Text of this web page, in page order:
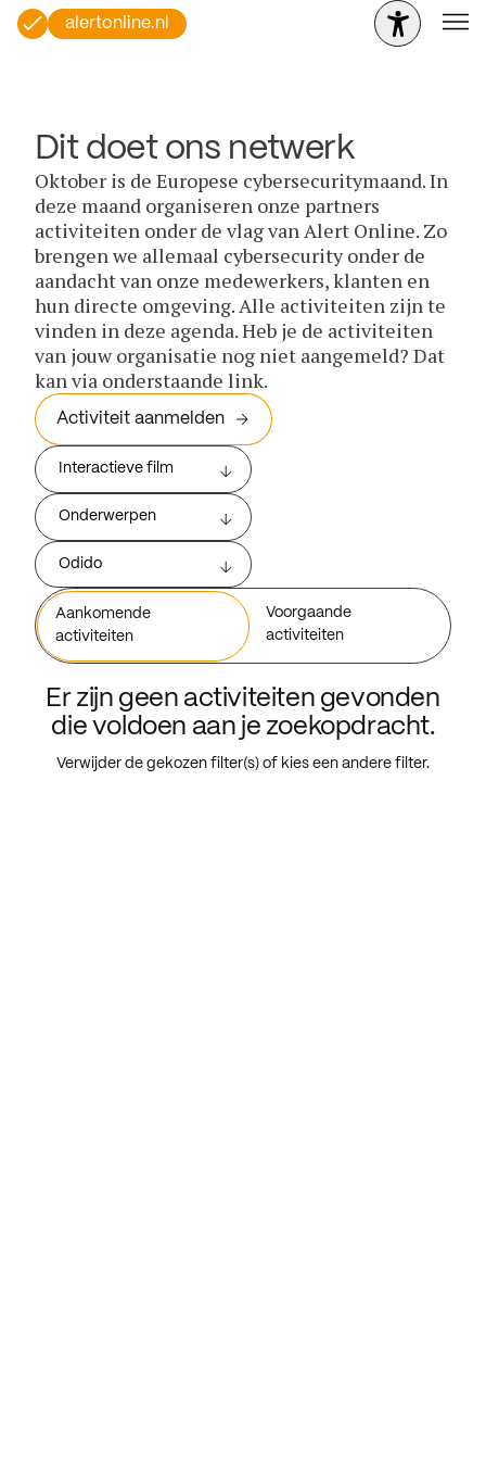
alertonline.nl
Dit doet ons netwerk
Oktober is de Europese cybersecuritymaand. In
deze maand organiseren onze partners
activiteiten onder de vlag van Alert Online. Zo
brengen we allemaal cybersecurity onder de
aandacht van onze medewerkers, klanten en
hun directe omgeving. Alle activiteiten zijn te
vinden in deze agenda. Heb je de activiteiten
van jouw organisatie nog niet aangemeld? Dat
kan via onderstaande link.
Activiteit aanmelden
Interactieve film
Onderwerpen
Odido
Aankomende
activiteiten
Voorgaande
activiteiten
Er zijn geen activiteiten gevonden
die voldoen aan je zoekopdracht.
Verwijder de gekozen filter(s) of kies een andere filter.